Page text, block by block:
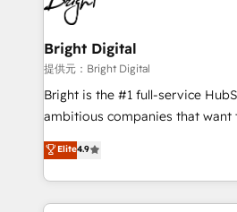
COS Design Award 🏆2013
Partner 📆Founded in 1997
Sales, Service, Marketing &
and chat agents, predictive
workflows • Salesforce +
RevOps and AI-driven sales
design and CMS development •
and CRM migration from any
Client/member portals built on
Bright Digital
提供元：Bright Digital
Bright is the #1 full-service
ambitious companies that want
From HubSpot onboarding, to
developing a new website to
digital marketing; we do it all
results)! In short, our services include: - HubSpot
Elite4.9